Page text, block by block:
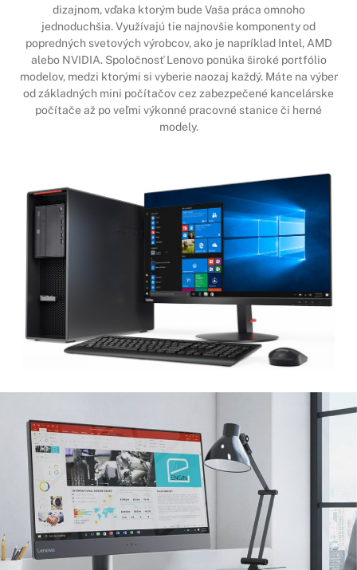
dizajnom, vďaka ktorým bude Vaša práca omnoho
jednoduchšia. Využívajú tie najnovšie komponenty od
popredných svetových výrobcov, ako je napríklad Intel, AMD
alebo NVIDIA. Spoločnosť Lenovo ponúka široké portfólio
modelov, medzi ktorými si vyberie naozaj každý. Máte na výber
od základných mini počítačov cez zabezpečené kancelárske
počítače až po veľmi výkonné pracovné stanice či herné
modely.